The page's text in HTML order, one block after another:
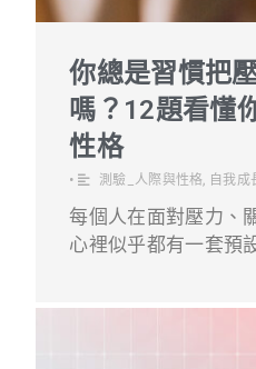
你總是習慣把
嗎？12題看懂
性格
• 測驗_人際與性格, 自我成
每個人在面對壓力、
心裡似乎都有一套預